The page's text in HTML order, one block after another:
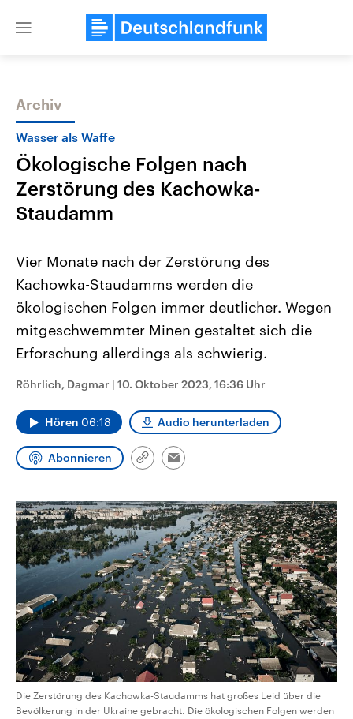
Close
Themen
2026
Alle Informationen
Sachsen-Anhalt wählt am 6.
September 2026 einen neuen
Landtag. Seit 2021 wird das
Bundesland von einer Koalition aus
CDU, SPD und FDP regiert.-
Wahlprogramme, aktuelle Berichte
und Kandidaten der anstehenden
Wahl.
Aktuelle Beiträge,
Hintergründe
Wirtschaftlich und
gehören die Vereinigten
den mächtigsten Ländern
mit großem Einfluss auf
aktuelle Weltgeschehen.
Archiv
Wasser als Waffe
Ökologische Folgen nach
Zerstörung des Kachowka-
Staudamm
Vier Monate nach der Zerstörung des
Kachowka-Staudamms werden die
ökologischen Folgen immer deutlicher. Wegen
mitgeschwemmter Minen gestaltet sich die
Erforschung allerdings als schwierig.
Röhrlich, Dagmar | 10. Oktober 2023, 16:36 Uhr
Hören 06:18 Audio herunterladen
Abonnieren
Link
Email
Die Zerstörung des Kachowka-Staudamms hat großes Leid über die
Bevölkerung in der Ukraine gebracht. Die ökologischen Folgen werden